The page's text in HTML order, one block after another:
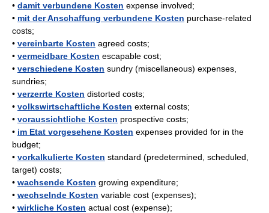
• damit verbundene Kosten expense involved;
• mit der Anschaffung verbundene Kosten purchase-related
costs;
• vereinbarte Kosten agreed costs;
• vermeidbare Kosten escapable cost;
• verschiedene Kosten sundry (miscellaneous) expenses,
sundries;
• verzerrte Kosten distorted costs;
• volkswirtschaftliche Kosten external costs;
• voraussichtliche Kosten prospective costs;
• im Etat vorgesehene Kosten expenses provided for in the
budget;
• vorkalkulierte Kosten standard (predetermined, scheduled,
target) costs;
• wachsende Kosten growing expenditure;
• wechselnde Kosten variable cost (expenses);
• wirkliche Kosten actual cost (expense);